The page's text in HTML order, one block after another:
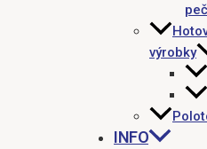
výrobky
INFO